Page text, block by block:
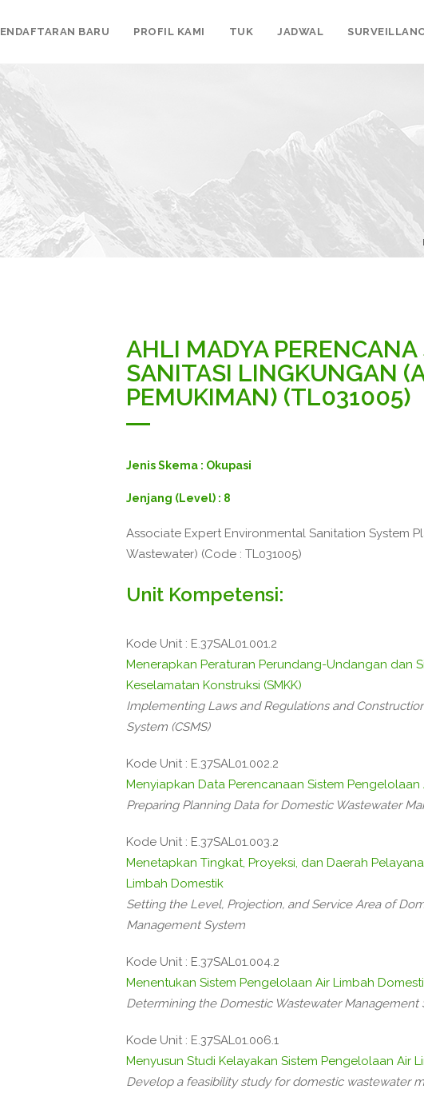
BARU PROFIL KAMI TUK JADWAL
AHLI MADYA PERENCANA
SANITASI LINGKUNGAN
PEMUKIMAN) (TL031005)
Jenis Skema : Okupasi
Jenjang (Level) : 8
Associate Expert Environmental Sanitation System
Wastewater) (Code : TL031005)
Unit Kompetensi:
Kode Unit : E.37SAL01.001.2
Menerapkan Peraturan Perundang-Undangan dan
Keselamatan Konstruksi (SMKK)
Implementing Laws and Regulations and
System (CSMS)
Kode Unit : E.37SAL01.002.2
Menyiapkan Data Perencanaan Sistem Pengelolaan
Preparing Planning Data for Domestic Wastewater
Kode Unit : E.37SAL01.003.2
Menetapkan Tingkat, Proyeksi, dan Daerah
Limbah Domestik
Setting the Level, Projection, and Service Area of
Management System
Kode Unit : E.37SAL01.004.2
Menentukan Sistem Pengelolaan Air Limbah
Determining the Domestic Wastewater Management
Kode Unit : E.37SAL01.006.1
Menyusun Studi Kelayakan Sistem Pengelolaan Air
Develop a feasibility study for domestic wastewater